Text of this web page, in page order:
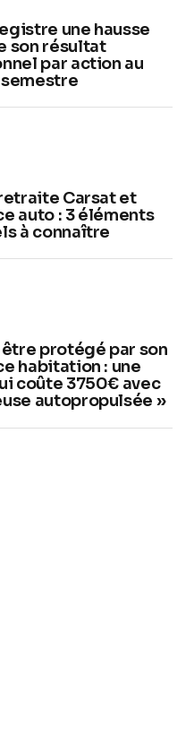
une hausse
son résultat
par action au
Carsat et
auto : 3 éléments
à connaître
protégé par son
habitation : une
coûte 3750€ avec
autopropulsée »